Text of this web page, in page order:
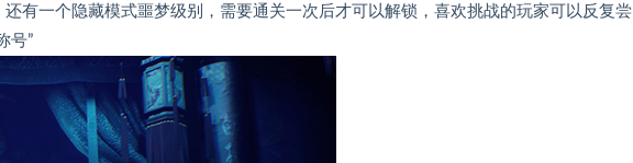
有一个隐藏模式噩梦级别，需要通关一次后才可以解锁，喜欢挑战的玩家可以反复尝
号”